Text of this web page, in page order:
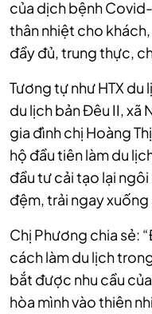
của dịch bệnh Covid-
thân nhiệt cho
đầy đủ, trung thực,
Tương tự như HTX
du lịch bản Đêu II, xã
gia đình chị Hoàng
hộ đầu tiên làm du
đầu tư cải tạo lại ngôi
đệm, trải ngay xuống
Chị Phương chia sẻ:
cách làm du lịch
bắt được nhu cầu
hòa mình vào thiên